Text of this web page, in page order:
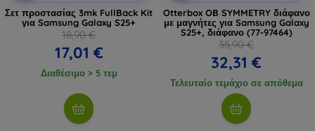
Σετ προστασίας 3mk FullBack Kit
για Samsung Galaxy S25+
18,90 €
17,01 €
Διαθέσιμο > 5 τεμ
Otterbox OB SYMMETRY διάφανο
με μαγνήτες για Samsung Galaxy
S25+, διάφανο (77-97464)
35,90 €
32,31 €
Τελευταίο τεμάχιο σε απόθεμα